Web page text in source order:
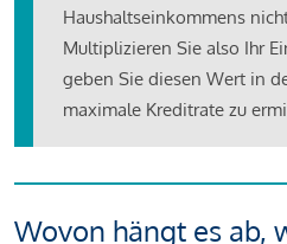
Haushaltseinkommens
Multiplizieren Sie also Ihr
geben Sie diesen Wert in
maximale Kreditrate zu
Wovon hängt es ab,